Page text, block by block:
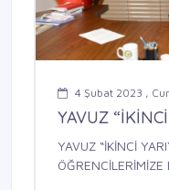
4 Şubat 2023 ,
YAVUZ
YAVUZ “İKİNCİ